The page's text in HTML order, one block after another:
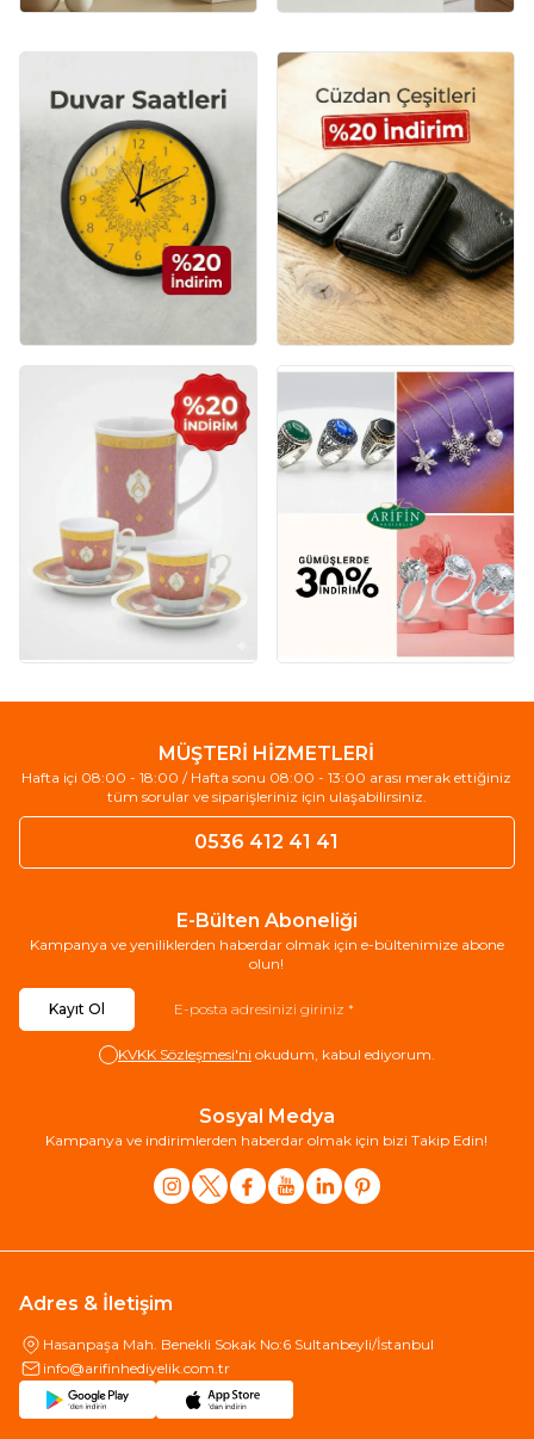
MÜŞTERİ HİZMETLERİ
Hafta içi 08:00 - 18:00 / Hafta sonu 08:00 - 13:00 arası merak ettiğiniz
tüm sorular ve siparişleriniz için ulaşabilirsiniz.
0536 412 41 41
E-Bülten Aboneliği
Kampanya ve yeniliklerden haberdar olmak için e-bültenimize abone
olun!
Kayıt Ol
KVKK Sözleşmesi'ni okudum, kabul ediyorum.
Sosyal Medya
Kampanya ve indirimlerden haberdar olmak için bizi Takip Edin!
Adres & İletişim
Hasanpaşa Mah. Benekli Sokak No:6 Sultanbeyli/İstanbul
info@arifinhediyelik.com.tr